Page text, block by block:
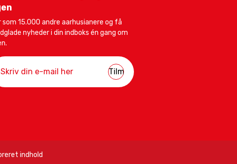
som 15.000 andre aarhusianere og få
nyheder i din indboks én gang om
indhold